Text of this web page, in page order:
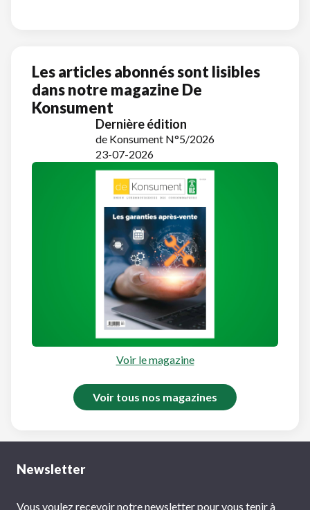
Les articles abonnés sont lisibles
dans notre magazine De
Konsument
Dernière édition
de Konsument N°5/2026
23-07-2026
Voir le magazine
Voir tous nos magazines
Newsletter
Vous voulez recevoir notre newsletter pour vous tenir à